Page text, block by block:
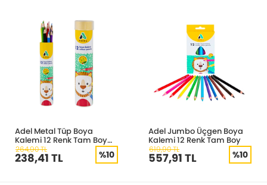
Adel Metal Tüp Boya
Kalemi 12 Renk Tam Boy
2112315013
264,90 TL
238,41 TL %10
Adel Jumbo Üçgen Boya
Kalemi 12 Renk Tam Boy
619,90 TL
557,91 TL %10